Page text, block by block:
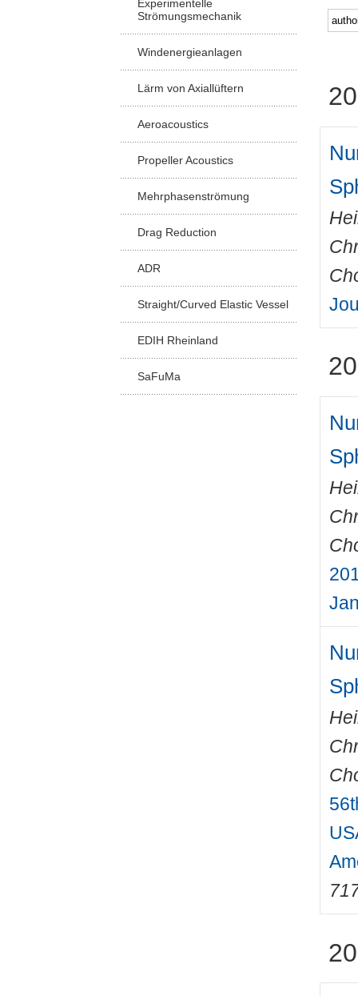
Experimentelle
Strömungsmechanik
Windenergieanlagen
Lärm von Axiallüftern
Aeroacoustics
Propeller Acoustics
Mehrphasenströmung
Drag Reduction
ADR
Straight/Curved Elastic Vessel
EDIH Rheinland
SaFuMa